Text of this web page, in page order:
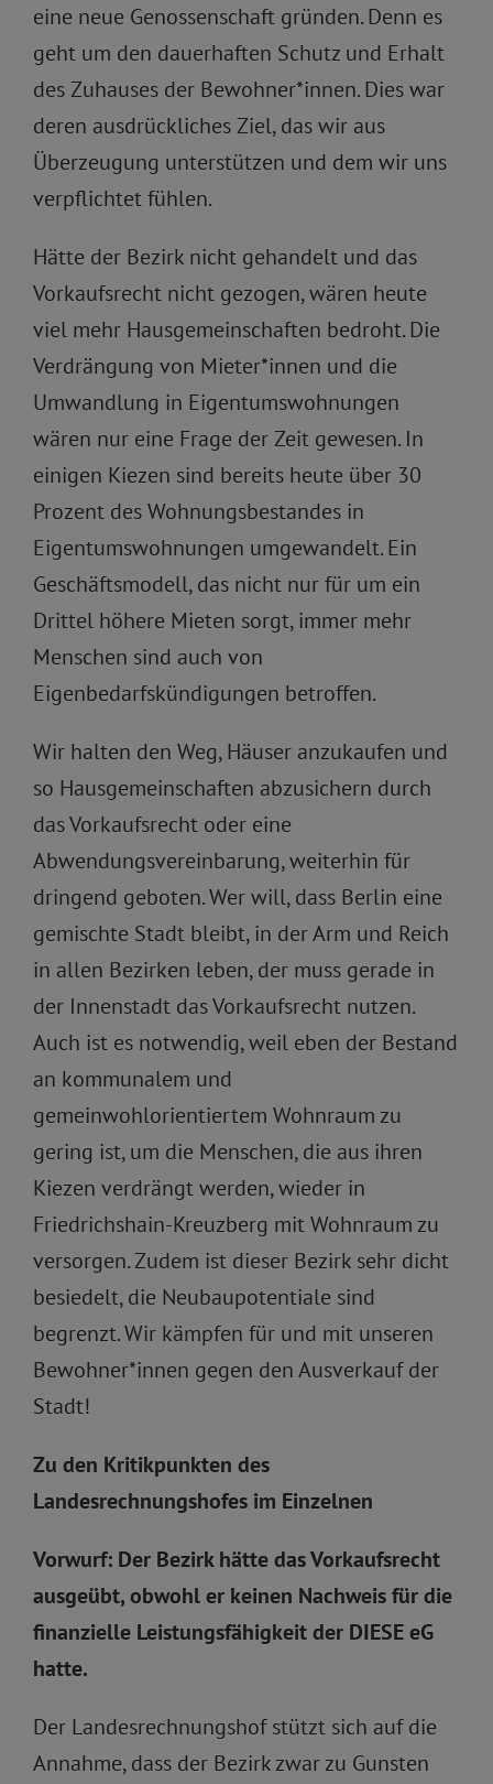
eine neue Genossenschaft gründen. Denn es
geht um den dauerhaften Schutz und Erhalt
des Zuhauses der Bewohner*innen. Dies war
deren ausdrückliches Ziel, das wir aus
Überzeugung unterstützen und dem wir uns
verpflichtet fühlen.
Hätte der Bezirk nicht gehandelt und das
Vorkaufsrecht nicht gezogen, wären heute
viel mehr Hausgemeinschaften bedroht. Die
Verdrängung von Mieter*innen und die
Umwandlung in Eigentumswohnungen
wären nur eine Frage der Zeit gewesen. In
einigen Kiezen sind bereits heute über 30
Prozent des Wohnungsbestandes in
Eigentumswohnungen umgewandelt. Ein
Geschäftsmodell, das nicht nur für um ein
Drittel höhere Mieten sorgt, immer mehr
Menschen sind auch von
Eigenbedarfskündigungen betroffen.
Wir halten den Weg, Häuser anzukaufen und
so Hausgemeinschaften abzusichern durch
das Vorkaufsrecht oder eine
Abwendungsvereinbarung, weiterhin für
dringend geboten. Wer will, dass Berlin eine
gemischte Stadt bleibt, in der Arm und Reich
in allen Bezirken leben, der muss gerade in
der Innenstadt das Vorkaufsrecht nutzen.
Auch ist es notwendig, weil eben der Bestand
an kommunalem und
gemeinwohlorientiertem Wohnraum zu
gering ist, um die Menschen, die aus ihren
Kiezen verdrängt werden, wieder in
Friedrichshain-Kreuzberg mit Wohnraum zu
versorgen. Zudem ist dieser Bezirk sehr dicht
besiedelt, die Neubaupotentiale sind
begrenzt. Wir kämpfen für und mit unseren
Bewohner*innen gegen den Ausverkauf der
Stadt!
Zu den Kritikpunkten des
Landesrechnungshofes im Einzelnen
Vorwurf: Der Bezirk hätte das Vorkaufsrecht
ausgeübt, obwohl er keinen Nachweis für die
finanzielle Leistungsfähigkeit der DIESE eG
hatte.
Der Landesrechnungshof stützt sich auf die
Annahme, dass der Bezirk zwar zu Gunsten